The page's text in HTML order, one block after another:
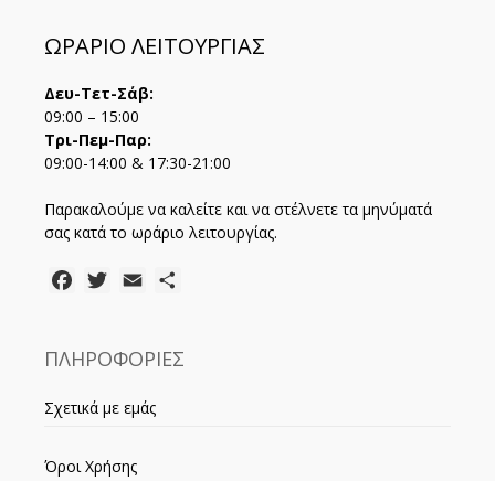
ΩΡΑΡΙΟ ΛΕΙΤΟΥΡΓΙΑΣ
Δευ-Τετ-Σάβ:
09:00 – 15:00
Τρι-Πεμ-Παρ:
09:00-14:00 & 17:30-21:00
Παρακαλούμε να καλείτε και να στέλνετε τα μηνύματά
σας κατά το ωράριο λειτουργίας.
FacebookTwitter
Email
ΠΛΗΡΟΦΟΡΙΕΣ
Σχετικά με εμάς
Όροι Χρήσης